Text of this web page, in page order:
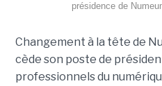
présidence de
Changement à la tête de
cède son poste de
professionnels du